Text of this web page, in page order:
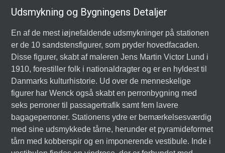
Udsmykning og Bygningens Detaljer
En af de mest iøjnefaldende udsmykninger på stationen
er de 10 sandstensfigurer, som pryder hovedfacaden.
Disse figurer, skabt af maleren Jens Martin Victor Lund i
1910, forestiller folk i nationaldragter og er en hyldest til
Danmarks kulturhistorie. Ud over de menneskelige
figurer har Wenck også skabt en perronbygning med
seks perroner til passagertrafik samt fem lavere
bagageperroner. Stationens ydre er bemærkelsesværdig
med sine udsmykkede tårne, herunder et pyramideformet
tårn med kobberspir og en imponerende vestibule. Inde i